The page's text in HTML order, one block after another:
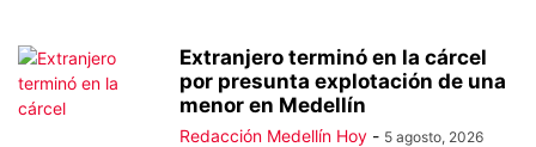
Extranjero terminó en la cárcel
por presunta explotación de una
menor en Medellín
Redacción Medellín Hoy - 5 agosto, 2026